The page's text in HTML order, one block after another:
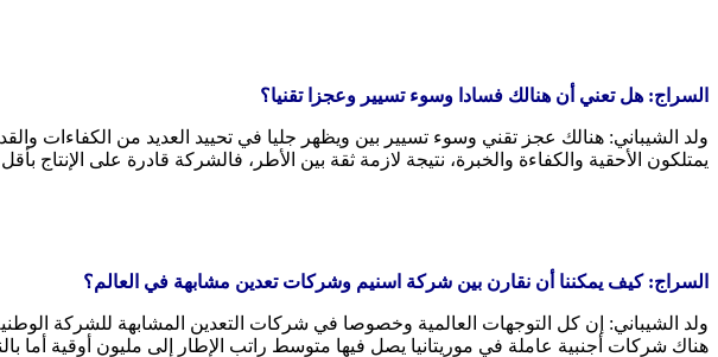
السراج: هل تعني أن هنالك فسادا وسوء تسيير وعجزا تقنيا؟
ولد الشيباني: هنالك عجز تقني وسوء تسيير بين ويظهر جليا في تحييد العديد من الكفاءات
يمتلكون الأحقية والكفاءة والخبرة، نتيجة لازمة ثقة بين الأطر، فالشركة قادرة على
السراج: كيف يمكننا أن نقارن بين شركة اسنيم وشركات تعدين مشابهة في العالم؟
ولد الشيباني: إن كل التوجهات العالمية وخصوصا في شركات التعدين المشابهة للشركة
هناك شركات أجنبية عاملة في موريتانيا يصل فيها متوسط راتب الإطار إلى مليون أوقية أما